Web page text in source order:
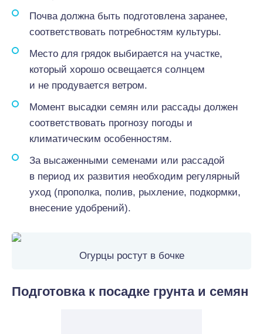
Почва должна быть подготовлена заранее,
соответствовать потребностям культуры.
Место для грядок выбирается на участке,
который хорошо освещается солнцем
и не продувается ветром.
Момент высадки семян или рассады должен
соответствовать прогнозу погоды и
климатическим особенностям.
За высаженными семенами или рассадой
в период их развития необходим регулярный
уход (прополка, полив, рыхление, подкормки,
внесение удобрений).
Огурцы ростут в бочке
Подготовка к посадке грунта и семян